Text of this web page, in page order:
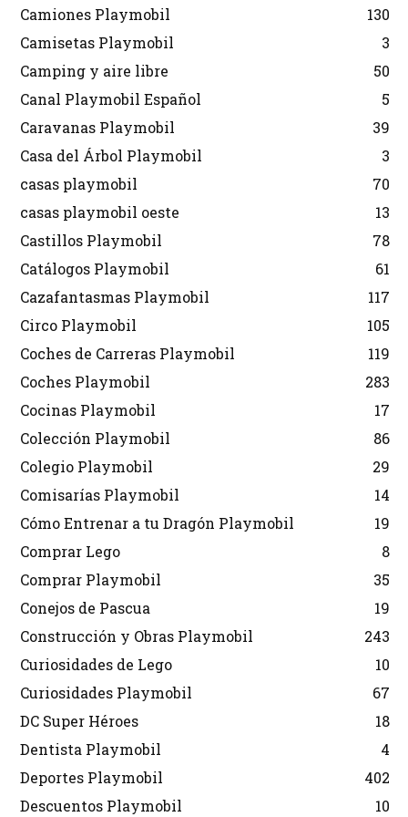
Camiones Playmobil
130
Camisetas Playmobil
3
Camping y aire libre
50
Canal Playmobil Español
5
Caravanas Playmobil
39
Casa del Árbol Playmobil
3
casas playmobil
70
casas playmobil oeste
13
Castillos Playmobil
78
Catálogos Playmobil
61
Cazafantasmas Playmobil
117
Circo Playmobil
105
Coches de Carreras Playmobil
119
Coches Playmobil
283
Cocinas Playmobil
17
Colección Playmobil
86
Colegio Playmobil
29
Comisarías Playmobil
14
Cómo Entrenar a tu Dragón Playmobil
19
Comprar Lego
8
Comprar Playmobil
35
Conejos de Pascua
19
Construcción y Obras Playmobil
243
Curiosidades de Lego
10
Curiosidades Playmobil
67
DC Super Héroes
18
Dentista Playmobil
4
Deportes Playmobil
402
Descuentos Playmobil
10